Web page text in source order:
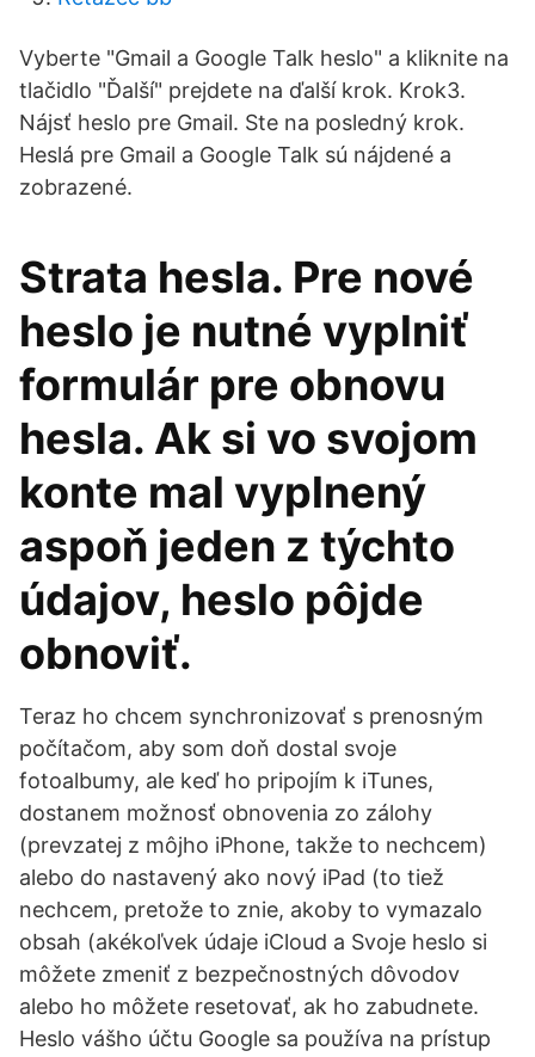
Vyberte "Gmail a Google Talk heslo" a kliknite na
tlačidlo "Ďalší" prejdete na ďalší krok. Krok3.
Nájsť heslo pre Gmail. Ste na posledný krok.
Heslá pre Gmail a Google Talk sú nájdené a
zobrazené.
Strata hesla. Pre nové
heslo je nutné vyplniť
formulár pre obnovu
hesla. Ak si vo svojom
konte mal vyplnený
aspoň jeden z týchto
údajov, heslo pôjde
obnoviť.
Teraz ho chcem synchronizovať s prenosným
počítačom, aby som doň dostal svoje
fotoalbumy, ale keď ho pripojím k iTunes,
dostanem možnosť obnovenia zo zálohy
(prevzatej z môjho iPhone, takže to nechcem)
alebo do nastavený ako nový iPad (to tiež
nechcem, pretože to znie, akoby to vymazalo
obsah (akékoľvek údaje iCloud a Svoje heslo si
môžete zmeniť z bezpečnostných dôvodov
alebo ho môžete resetovať, ak ho zabudnete.
Heslo vášho účtu Google sa používa na prístup